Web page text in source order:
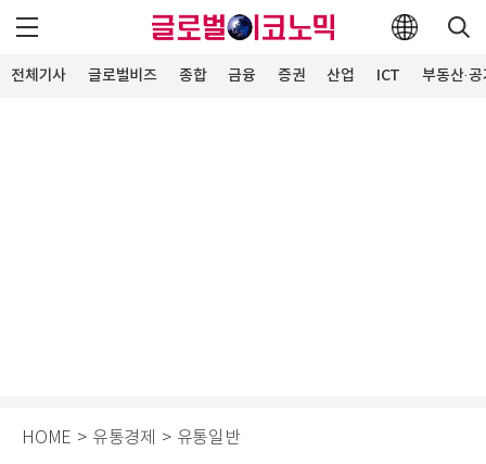
전체기사 글로벌비즈 종합 금융 증권 산업 ICT 부동산·
HOME > 유통경제 > 유통일반